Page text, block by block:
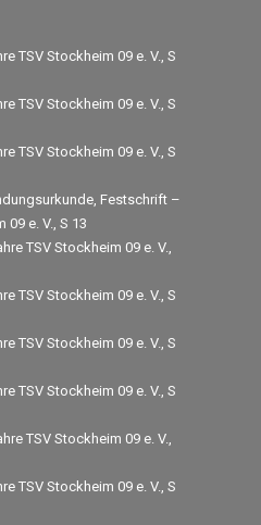
TSV Stockheim 09 e. V., S
TSV Stockheim 09 e. V., S
TSV Stockheim 09 e. V., S
Festschrift –
09 e. V., S 13
TSV Stockheim 09 e. V.,
TSV Stockheim 09 e. V., S
TSV Stockheim 09 e. V., S
TSV Stockheim 09 e. V., S
TSV Stockheim 09 e. V.,
TSV Stockheim 09 e. V., S